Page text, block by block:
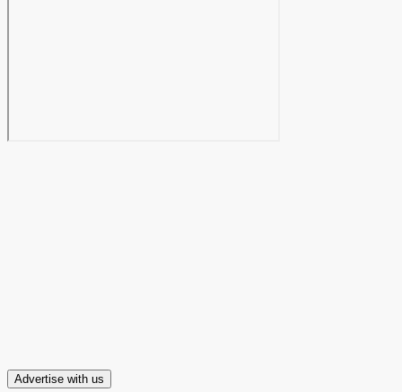
Advertise with us